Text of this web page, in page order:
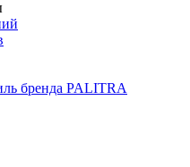
бренда PALITRA